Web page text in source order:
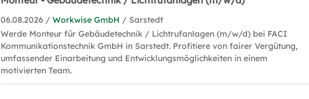
06.08.2026 /Workwise GmbH / Sarstedt
Werde Monteur für Gebäudetechnik / Lichtrufanlagen (m/w/d) bei FACI
Kommunikationstechnik GmbH in Sarstedt. Profitiere von fairer Vergütung,
umfassender Einarbeitung und Entwicklungsmöglichkeiten in einem
motivierten Team.